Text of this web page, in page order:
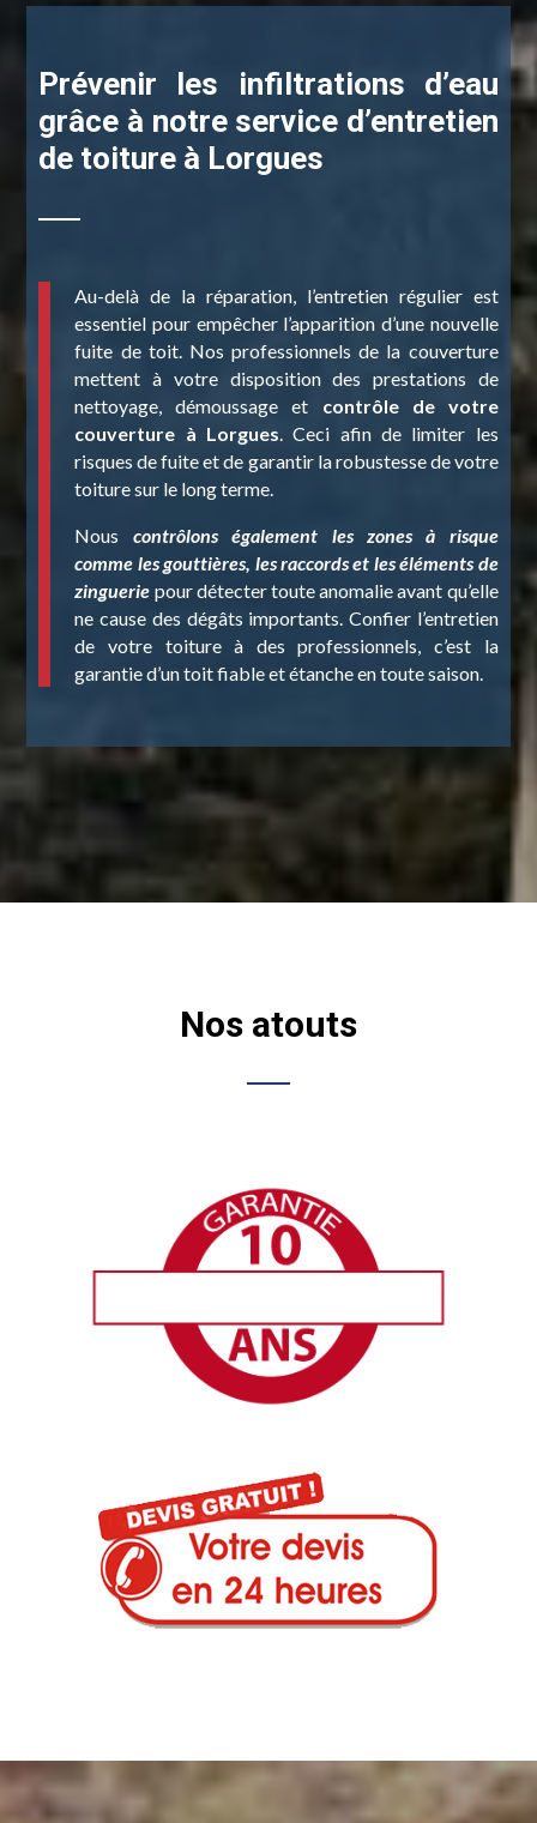
Prévenir les infiltrations d’eau
grâce à notre service d’entretien
de toiture à Lorgues
Au-delà de la réparation, l’entretien régulier est
essentiel pour empêcher l’apparition d’une nouvelle
fuite de toit. Nos professionnels de la couverture
mettent à votre disposition des prestations de
nettoyage, démoussage et contrôle de votre
couverture à Lorgues. Ceci afin de limiter les
risques de fuite et de garantir la robustesse de votre
toiture sur le long terme.
Nous contrôlons également les zones à risque
comme les gouttières, les raccords et les éléments de
zinguerie pour détecter toute anomalie avant qu’elle
ne cause des dégâts importants. Confier l’entretien
de votre toiture à des professionnels, c’est la
garantie d’un toit fiable et étanche en toute saison.
Nos atouts